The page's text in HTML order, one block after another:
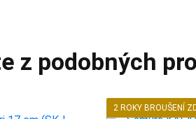
z podobných
2 ROKY BROUŠENÍ